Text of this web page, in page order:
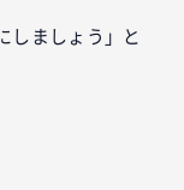
しましょう」と